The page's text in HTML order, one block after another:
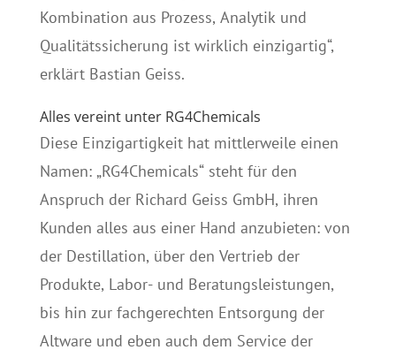
Kombination aus Prozess, Analytik und
Qualitätssicherung ist wirklich einzigartig“,
erklärt Bastian Geiss.
Alles vereint unter RG4Chemicals
Diese Einzigartigkeit hat mittlerweile einen
Namen: „RG4Chemicals“ steht für den
Anspruch der Richard Geiss GmbH, ihren
Kunden alles aus einer Hand anzubieten: von
der Destillation, über den Vertrieb der
Produkte, Labor- und Beratungsleistungen,
bis hin zur fachgerechten Entsorgung der
Altware und eben auch dem Service der